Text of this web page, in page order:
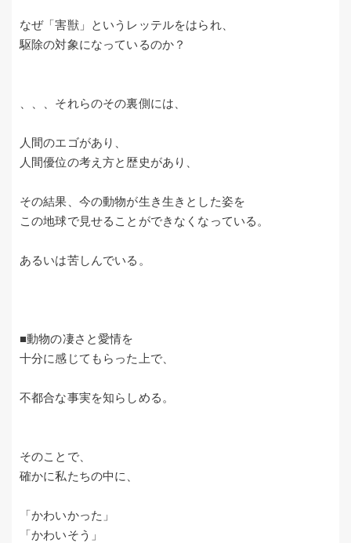
なぜ「害獣」というレッテルをはられ、
駆除の対象になっているのか？
、、、それらのその裏側には、
人間のエゴがあり、
人間優位の考え方と歴史があり、
その結果、今の動物が生き生きとした姿を
この地球で見せることができなくなっている。
あるいは苦しんでいる。
■動物の凄さと愛情を
十分に感じてもらった上で、
不都合な事実を知らしめる。
そのことで、
確かに私たちの中に、
「かわいかった」
「かわいそう」